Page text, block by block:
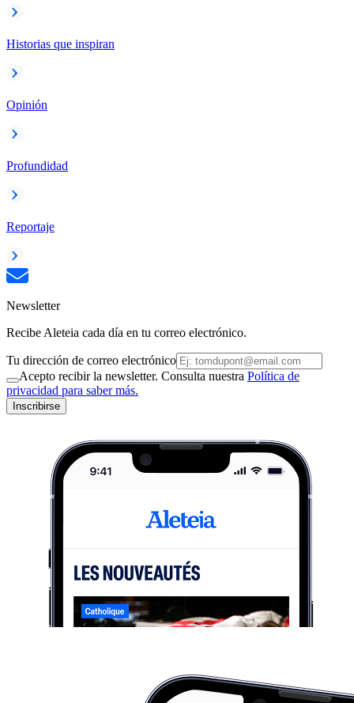
Historias que inspiran
Opinión
Profundidad
Reportaje
Newsletter
Recibe Aleteia cada día en tu correo electrónico.
Tu dirección de correo electrónico
Acepto recibir la newsletter. Consulta nuestra Política de
privacidad para saber más.
Inscribirse